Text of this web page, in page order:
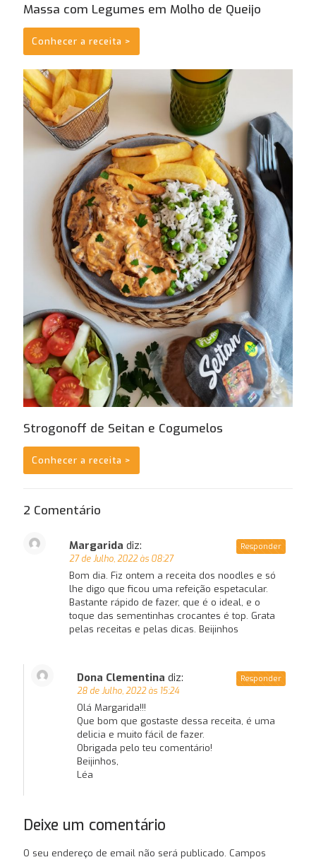
Massa com Legumes em Molho de Queijo
Conhecer a receita >
Strogonoff de Seitan e Cogumelos
Conhecer a receita >
2 Comentário
Margarida diz:
27 de Julho, 2022 às 08:27
Bom dia. Fiz ontem a receita dos noodles e só
lhe digo que ficou uma refeição espetacular.
Bastante rápido de fazer, que é o ideal, e o
toque das sementinhas crocantes é top. Grata
pelas receitas e pelas dicas. Beijinhos
Responder
Dona Clementina diz:
28 de Julho, 2022 às 15:24
Olá Margarida!!!
Que bom que gostaste dessa receita, é uma
delicia e muito fácil de fazer.
Obrigada pelo teu comentário!
Beijinhos,
Léa
Responder
Deixe um comentário
O seu endereço de email não será publicado. Campos